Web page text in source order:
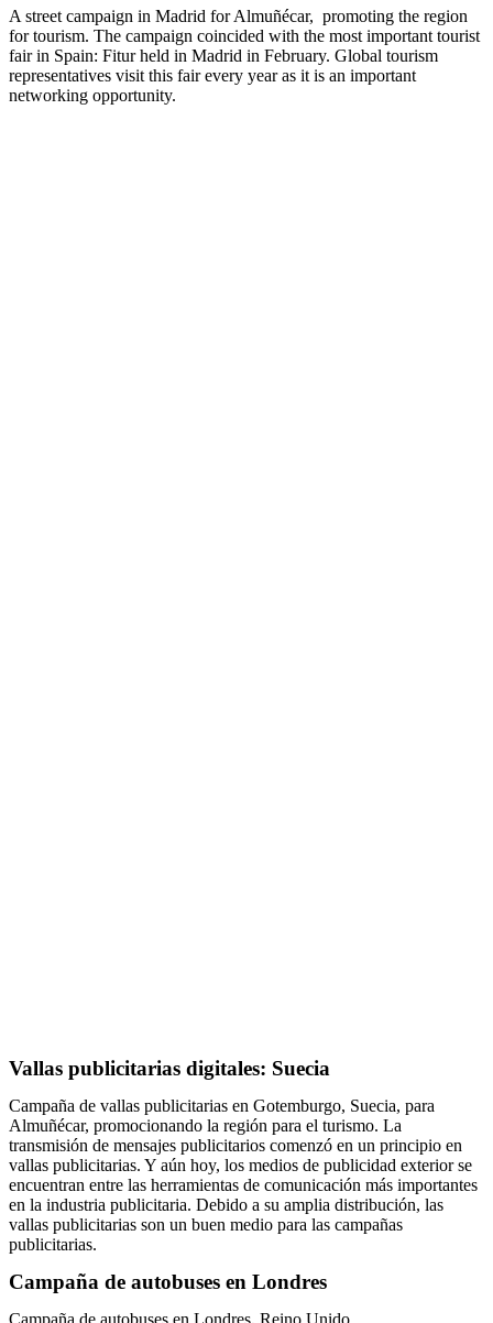
A street campaign in Madrid for Almuñécar, promoting the region
for tourism. The campaign coincided with the most important tourist
fair in Spain: Fitur held in Madrid in February. Global tourism
representatives visit this fair every year as it is an important
networking opportunity.
Vallas publicitarias digitales: Suecia
Campaña de vallas publicitarias en Gotemburgo, Suecia, para
Almuñécar, promocionando la región para el turismo. La
transmisión de mensajes publicitarios comenzó en un principio en
vallas publicitarias. Y aún hoy, los medios de publicidad exterior se
encuentran entre las herramientas de comunicación más importantes
en la industria publicitaria. Debido a su amplia distribución, las
vallas publicitarias son un buen medio para las campañas
publicitarias.
Campaña de autobuses en Londres